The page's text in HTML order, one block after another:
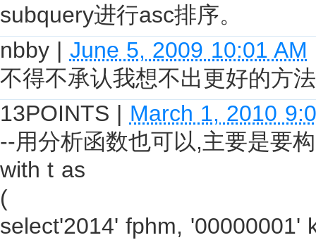
subquery进行asc排序。
nbby | June 5, 2009 10:01 AM
不得不承认我想不出更好的方
13POINTS | March 1, 2010
--用分析函数也可以,主要是要
with t as
(
select'2014' fphm, '00000001'